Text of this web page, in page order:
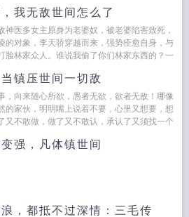
我无敌世间怎么了
神医多女主原身为老婆奴，被老婆陷害致死，
的对象，李天骄穿越而来，强势痊愈自身，与
脸林家众人。谁说我偷了你们林家东西的？一
镇压世间一切敌
，向来随心所欲，愚者无欲，欲者无敌！哪像
的家伙，明明嘴上说着不要，心里又想要，想
又不敢做，做了又不敢认，承认了又须找一个
强，凡体镇世间
，都抵不过深情：三毛传